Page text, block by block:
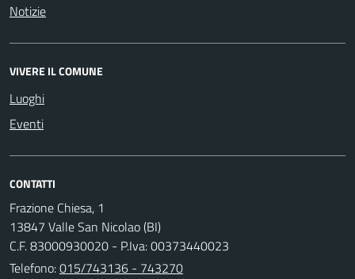
Notizie
VIVERE IL COMUNE
Luoghi
Eventi
CONTATTI
Frazione Chiesa, 1
13847 Valle San Nicolao (BI)
C.F. 83000930020 - P.Iva: 00373440023
Telefono:015/743136 - 743270